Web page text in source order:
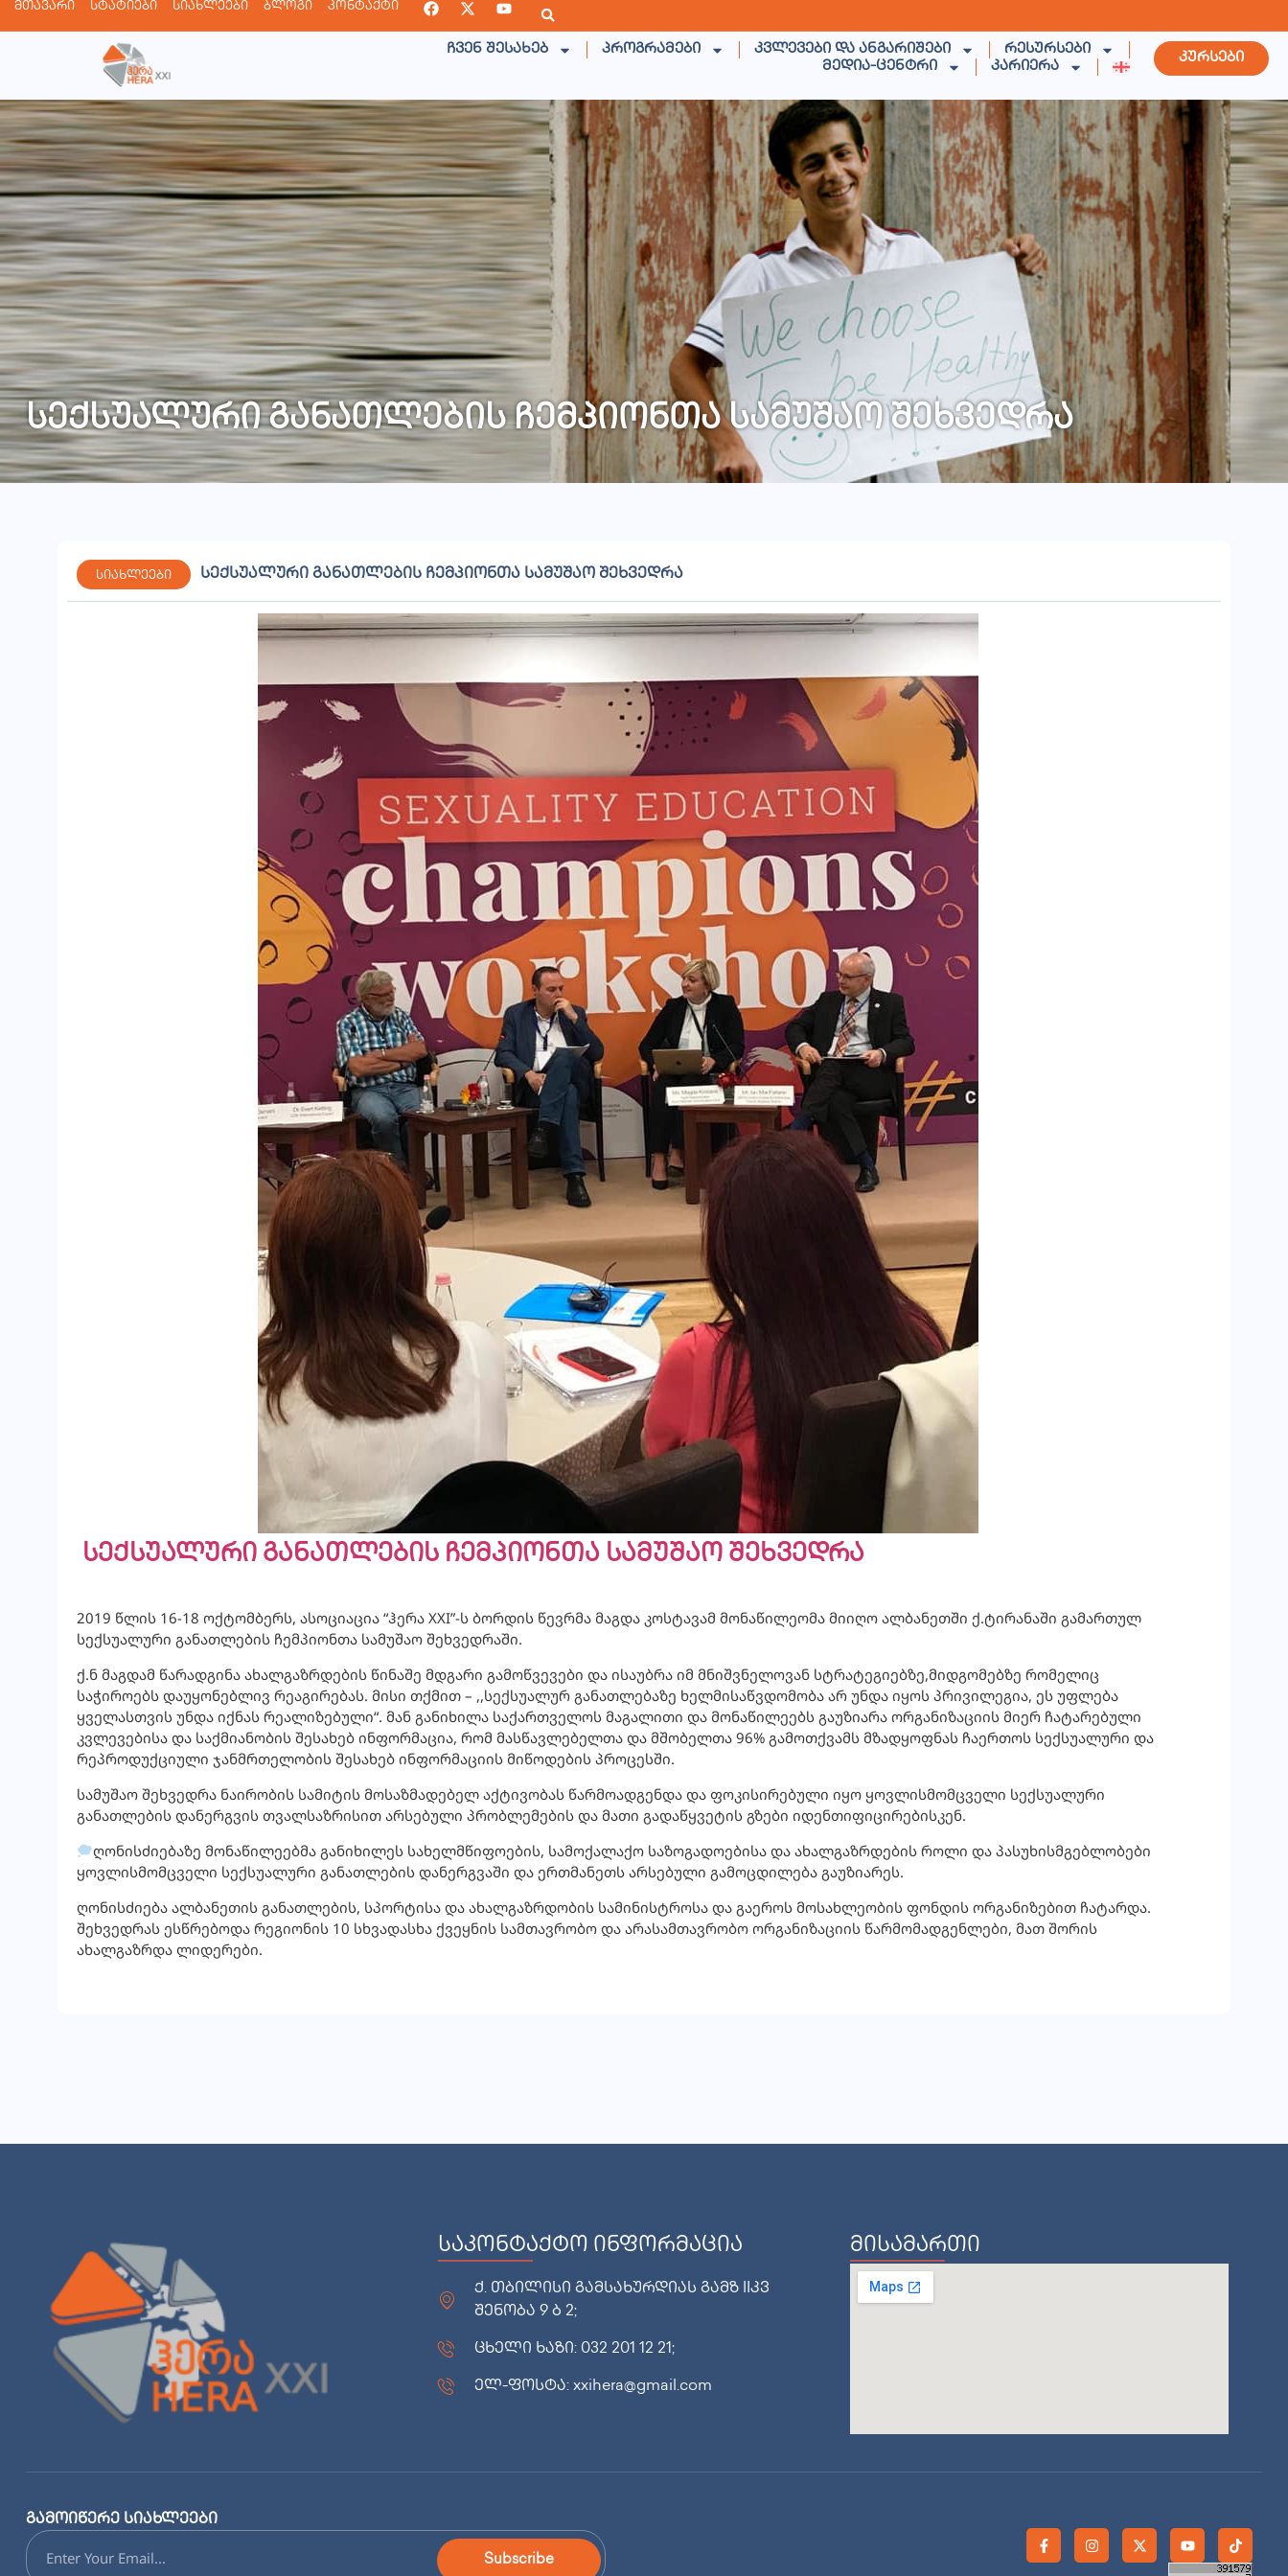
მთავარი სტატიები სიახლეები ბლოგი კონტაქტი
ჩვენ შესახებ პროგრამები კვლევები და ანგარიშები
რესურსები
მედია-ცენტრი
კარიერა
კურსები
სექსუალური განათლების ჩემპიონთა სამუშაო შეხვედრა
სიახლეები სექსუალური განათლების ჩემპიონთა სამუშაო შეხვედრა
სექსუალური განათლების ჩემპიონთა სამუშაო შეხვედრა
2019 წლის 16-18 ოქტომბერს, ასოციაცია “ჰერა XXI”-ს ბორდის წევრმა მაგდა კოსტავამ მონაწილეომა მიიღო ალბანეთში ქ.ტირანაში გამართულ
სექსუალური განათლების ჩემპიონთა სამუშაო შეხვედრაში.
ქ.ნ მაგდამ წარადგინა ახალგაზრდების წინაშე მდგარი გამოწვევები და ისაუბრა იმ მნიშვნელოვან სტრატეგიებზე,მიდგომებზე რომელიც
საჭიროებს დაუყონებლივ რეაგირებას. მისი თქმით – ,,სექსუალურ განათლებაზე ხელმისაწვდომობა არ უნდა იყოს პრივილეგია, ეს უფლება
ყველასთვის უნდა იქნას რეალიზებული“. მან განიხილა საქართველოს მაგალითი და მონაწილეებს გაუზიარა ორგანიზაციის მიერ ჩატარებული
კვლევებისა და საქმიანობის შესახებ ინფორმაცია, რომ მასწავლებელთა და მშობელთა 96% გამოთქვამს მზადყოფნას ჩაერთოს სექსუალური და
რეპროდუქციული ჯანმრთელობის შესახებ ინფორმაციის მიწოდების პროცესში.
სამუშაო შეხვედრა ნაირობის სამიტის მოსაზმადებელ აქტივობას წარმოადგენდა და ფოკისირებული იყო ყოვლისმომცველი სექსუალური
განათლების დანერგვის თვალსაზრისით არსებული პრობლემების და მათი გადაწყვეტის გზები იდენთიფიცირებისკენ.
ღონისძიებაზე მონაწილეებმა განიხილეს სახელმწიფოების, სამოქალაქო საზოგადოებისა და ახალგაზრდების როლი და პასუხისმგებლობები
ყოვლისმომცველი სექსუალური განათლების დანერგვაში და ერთმანეთს არსებული გამოცდილება გაუზიარეს.
ღონისძიება ალბანეთის განათლების, სპორტისა და ახალგაზრდობის სამინისტროსა და გაეროს მოსახლეობის ფონდის ორგანიზებით ჩატარდა.
შეხვედრას ესწრებოდა რეგიონის 10 სხვადასხა ქვეყნის სამთავრობო და არასამთავრობო ორგანიზაციის წარმომადგენლები, მათ შორის
ახალგაზრდა ლიდერები.
საკონტაქტო ინფორმაცია
ქ. თბილისი გამსახურდიას გამზ IIკვ
შენობა 9 ბ 2;
ცხელი ხაზი: 032 201 12 21;
ელ-ფოსტა: xxihera@gmail.com
მისამართი
გამოიწერე სიახლეები
Subscribe